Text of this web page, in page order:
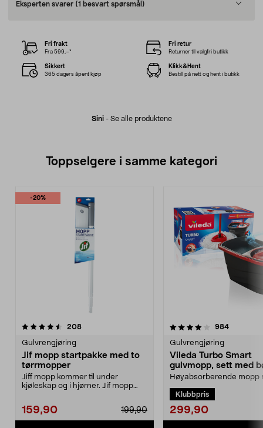
Eksperten svarer (1 besvart spørsmål)
Sini- Se alle produktene
Fri frakt
Fra 599,–*
Fri retur
Returner til valgfri butikk
Sikkert
365 dagers åpent kjøp
Klikk&Hent
Bestill på nett og hent i butikk
Toppselgere i samme kategori
-20%
208anmeldelser
Gulvrengjøring
Jif mopp startpakke med to
tørrmopper
Jiff mopp kommer til under
kjøleskap og i hjørner. Jif mopp
159,90 199,90
4.0 av 5 stjerner 984
Gulvrengjøring
Vileda Turbo Smart
gulvmopp, sett med
utvrider
Høyabsorberende mopp
Smart mopp med bøtte ...
Klubbpris
299,90
4.5 av 5 stjerner